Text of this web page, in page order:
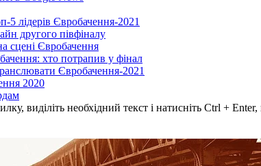
5 лідерів Євробачення-2021
другого півфіналу
сцені Євробачення
хто потрапив у фінал
Євробачення-2021
2020
виділіть необхідний текст і натисніть Ctrl +